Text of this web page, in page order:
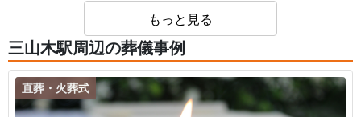
もっと見る
三山木駅周辺の葬儀事例
直葬・火葬式